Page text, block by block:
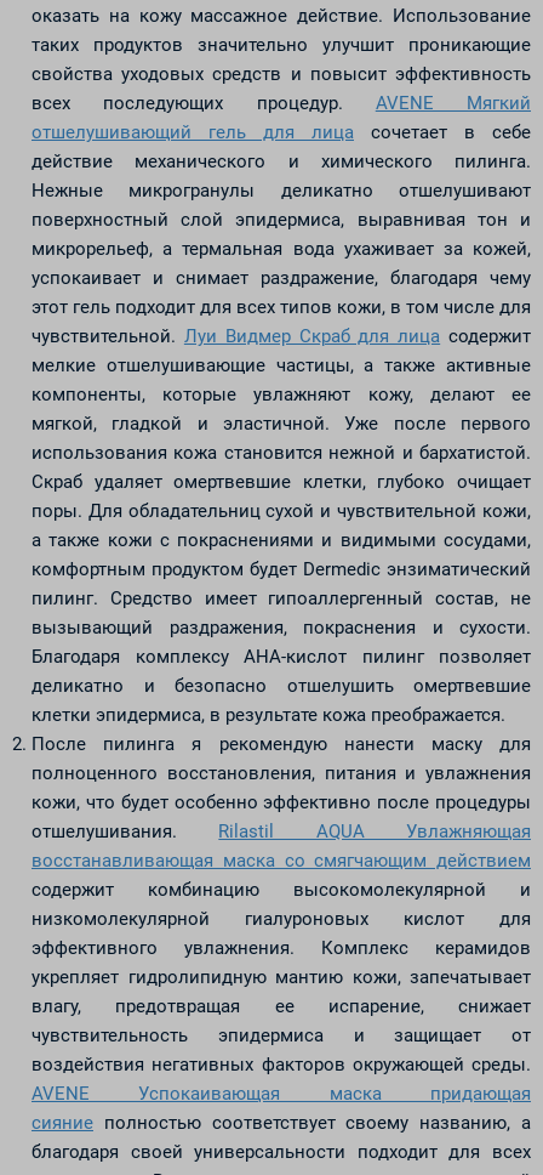
оказать на кожу массажное действие. Использование
таких продуктов значительно улучшит проникающие
свойства уходовых средств и повысит эффективность
всех последующих процедур. AVENE Мягкий
отшелушивающий гель для лица сочетает в себе
действие механического и химического пилинга.
Нежные микрогранулы деликатно отшелушивают
поверхностный слой эпидермиса, выравнивая тон и
микрорельеф, а термальная вода ухаживает за кожей,
успокаивает и снимает раздражение, благодаря чему
этот гель подходит для всех типов кожи, в том числе для
чувствительной. Луи Видмер Скраб для лица содержит
мелкие отшелушивающие частицы, а также активные
компоненты, которые увлажняют кожу, делают ее
мягкой, гладкой и эластичной. Уже после первого
использования кожа становится нежной и бархатистой.
Скраб удаляет омертвевшие клетки, глубоко очищает
поры. Для обладательниц сухой и чувствительной кожи,
а также кожи с покраснениями и видимыми сосудами,
комфортным продуктом будет Dermedic энзиматический
пилинг. Средство имеет гипоаллергенный состав, не
вызывающий раздражения, покраснения и сухости.
Благодаря комплексу АНА-кислот пилинг позволяет
деликатно и безопасно отшелушить омертвевшие
клетки эпидермиса, в результате кожа преображается.
После пилинга я рекомендую нанести маску для
полноценного восстановления, питания и увлажнения
кожи, что будет особенно эффективно после процедуры
отшелушивания. Rilastil AQUA Увлажняющая
восстанавливающая маска со смягчающим действием
содержит комбинацию высокомолекулярной и
низкомолекулярной гиалуроновых кислот для
эффективного увлажнения. Комплекс керамидов
укрепляет гидролипидную мантию кожи, запечатывает
влагу, предотвращая ее испарение, снижает
чувствительность эпидермиса и защищает от
воздействия негативных факторов окружающей среды.
AVENE Успокаивающая маска придающая
сияние полностью соответствует своему названию, а
благодаря своей универсальности подходит для всех